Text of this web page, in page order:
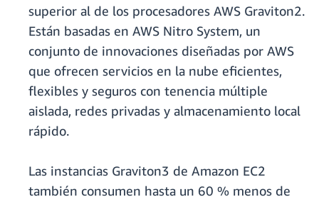
superior al de los procesadores AWS Graviton2.
Están basadas en AWS Nitro System, un
conjunto de innovaciones diseñadas por AWS
que ofrecen servicios en la nube eficientes,
flexibles y seguros con tenencia múltiple
aislada, redes privadas y almacenamiento local
rápido.
Las instancias Graviton3 de Amazon EC2
también consumen hasta un 60 % menos de